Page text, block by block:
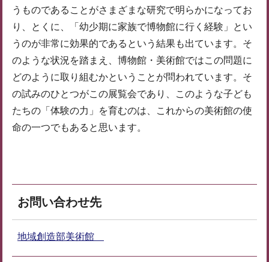
うものであることがさまざまな研究で明らかになってお
り、とくに、「幼少期に家族で博物館に行く経験」とい
うのが非常に効果的であるという結果も出ています。そ
のような状況を踏まえ、博物館・美術館ではこの問題に
どのように取り組むかということが問われています。そ
の試みのひとつがこの展覧会であり、このような子ども
たちの「体験の力」を育むのは、これからの美術館の使
命の一つでもあると思います。
お問い合わせ先
地域創造部美術館